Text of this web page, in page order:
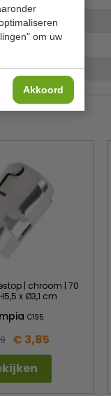
om uw
Akkoord
h x Ø
| chroom | 70
x Ø3,1 cm
C195
€ 3,85